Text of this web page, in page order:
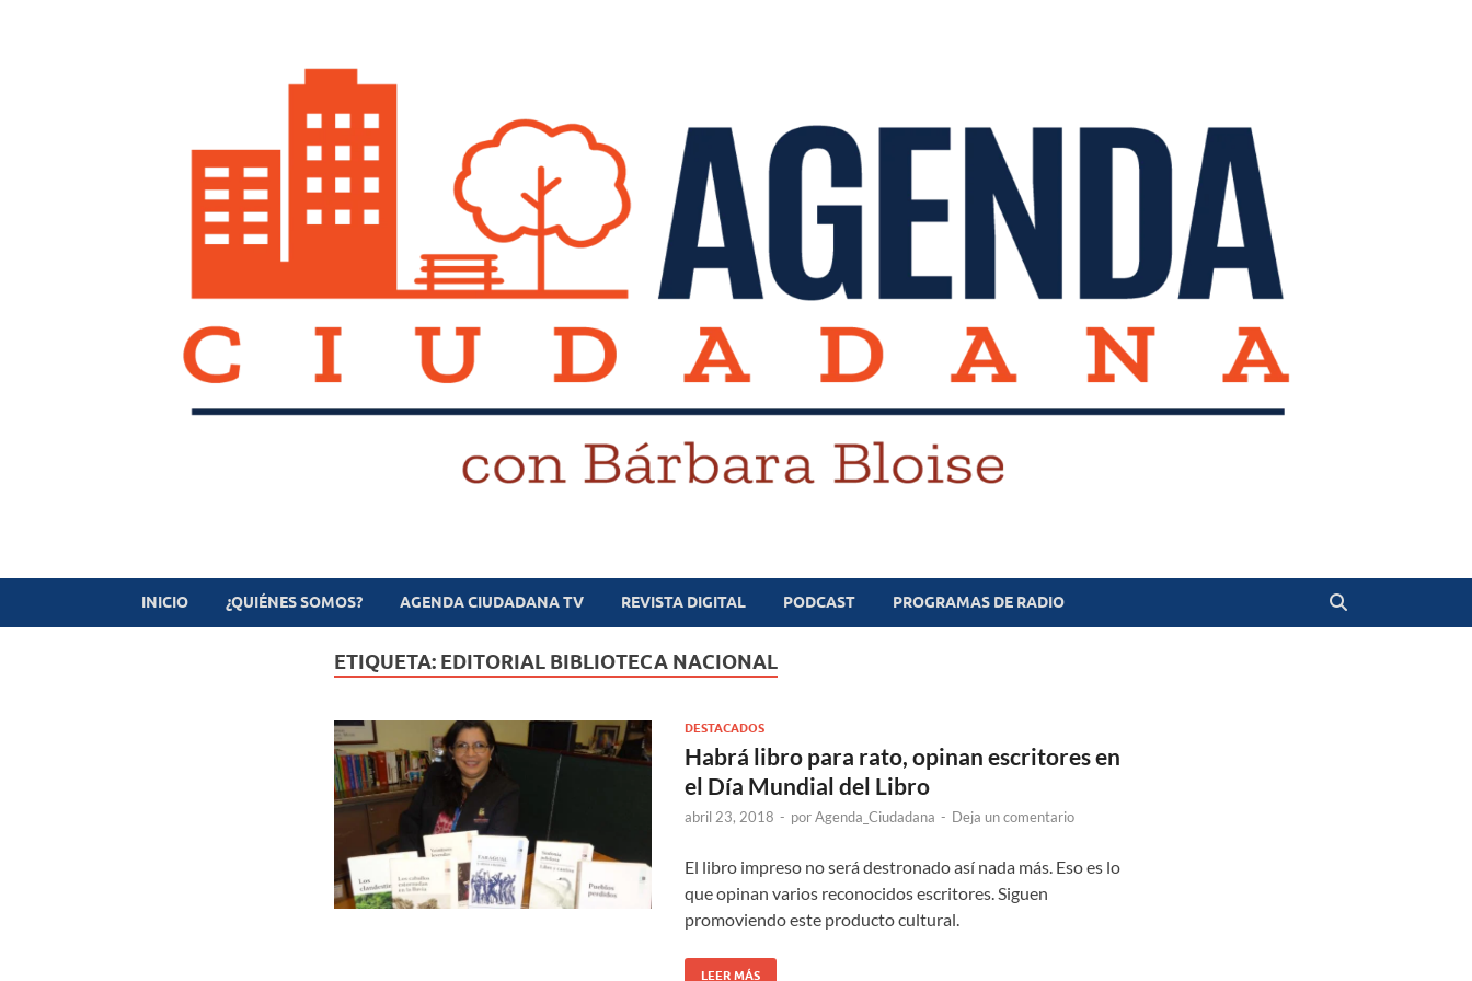
Revista digital
INICIO ¿QUIÉNES SOMOS? AGENDA CIUDADANA TV REVISTA DIGITAL PODCAST PROGRAMAS DE RADIO
ETIQUETA: EDITORIAL BIBLIOTECA NACIONAL
DESTACADOS
Habrá libro para rato, opinan escritores en
el Día Mundial del Libro
abril 23, 2018 - porAgenda_Ciudadana - Deja un comentario
El libro impreso no será destronado así nada más. Eso es lo
que opinan varios reconocidos escritores. Siguen
promoviendo este producto cultural.
LEER MÁS